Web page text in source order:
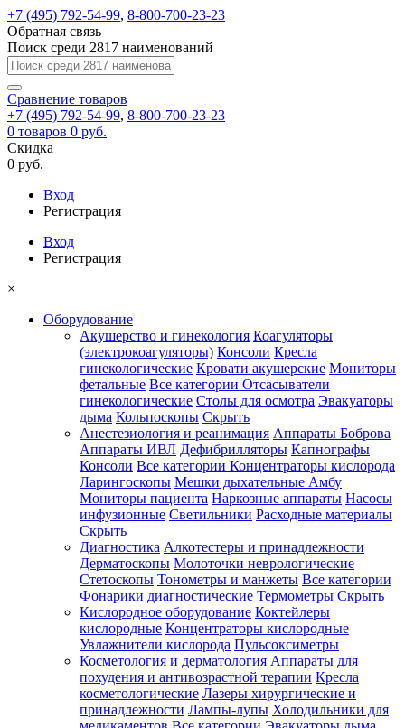
+7 (495) 792-54-99, 8-800-700-23-23
Обратная связь
Поиск среди 2817 наименований
Сравнение товаров
+7 (495) 792-54-99, 8-800-700-23-23
0 товаров 0 руб.
Скидка
0 руб.
Вход
Регистрация
Вход
Регистрация
×
Оборудование
Акушерство и гинекология Коагуляторы
(электрокоагуляторы) Консоли Кресла
гинекологические Кровати акушерские Мониторы
фетальные Все категории Отсасыватели
гинекологические Столы для осмотра Эвакуаторы
дыма Кольпоскопы Скрыть
Анестезиология и реанимация Аппараты Боброва
Аппараты ИВЛ Дефибрилляторы Капнографы
Консоли Все категории Концентраторы кислорода
Ларингоскопы Мешки дыхательные Амбу
Мониторы пациента Наркозные аппараты Насосы
инфузионные Светильники Расходные материалы
Скрыть
Диагностика Алкотестеры и принадлежности
Дерматоскопы Молоточки неврологические
Стетоскопы Тонометры и манжеты Все категории
Фонарики диагностические Термометры Скрыть
Кислородное оборудование Коктейлеры
кислородные Концентраторы кислородные
Увлажнители кислорода Пульсоксиметры
Косметология и дерматология Аппараты для
похудения и антивозрастной терапии Кресла
косметологические Лазеры хирургические и
принадлежности Лампы-лупы Холодильники для